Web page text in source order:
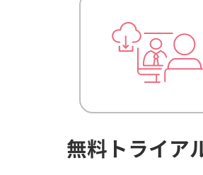
無料トライア